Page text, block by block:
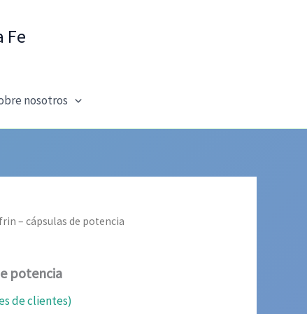
Fe
nosotros
– cápsulas de potencia
potencia
de clientes)